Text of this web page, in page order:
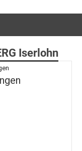
Iserlohn